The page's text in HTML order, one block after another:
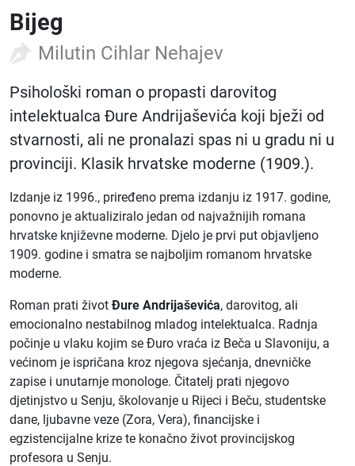
Bijeg
Milutin Cihlar Nehajev
Psihološki roman o propasti darovitog
intelektualca Đure Andrijaševića koji bježi od
stvarnosti, ali ne pronalazi spas ni u gradu ni u
provinciji. Klasik hrvatske moderne (1909.).
Izdanje iz 1996., priređeno prema izdanju iz 1917. godine,
ponovno je aktualiziralo jedan od najvažnijih romana
hrvatske književne moderne. Djelo je prvi put objavljeno
1909. godine i smatra se najboljim romanom hrvatske
moderne.
Roman prati životĐure Andrijaševića, darovitog, ali
emocionalno nestabilnog mladog intelektualca. Radnja
počinje u vlaku kojim se Đuro vraća iz Beča u Slavoniju, a
većinom je ispričana kroz njegova sjećanja, dnevničke
zapise i unutarnje monologe. Čitatelj prati njegovo
djetinjstvo u Senju, školovanje u Rijeci i Beču, studentske
dane, ljubavne veze (Zora, Vera), financijske i
egzistencijalne krize te konačno život provincijskog
profesora u Senju.